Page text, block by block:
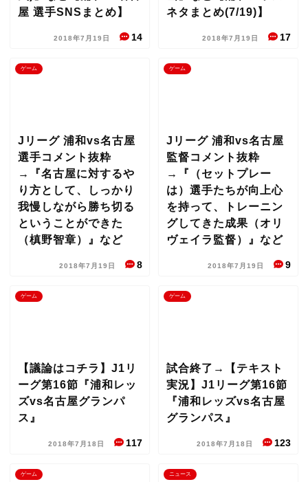
屋 選手SNSまとめ】
2018年7月19日 14
ネタまとめ(7/19)】
2018年7月19日 17
ゲーム
Jリーグ 浦和vs名古屋
選手コメント抜粋
→『名古屋に対するや
り方として、しっかり
我慢しながら勝ち切る
ということができた
（槙野智章）』など
2018年7月19日 8
ゲーム
Jリーグ 浦和vs名古屋
監督コメント抜粋
→『（セットプレー
は）選手たちが向上心
を持って、トレーニン
グしてきた成果（オリ
ヴェイラ監督）』など
2018年7月19日 9
ゲーム
【議論はコチラ】J1リ
ーグ第16節『浦和レッ
ズvs名古屋グランパ
ス』
2018年7月18日 117
ゲーム
試合終了→【テキスト
実況】J1リーグ第16節
『浦和レッズvs名古屋
グランパス』
2018年7月18日 123
ゲーム ニュース